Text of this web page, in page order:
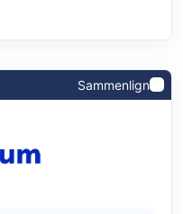
Sammenlign